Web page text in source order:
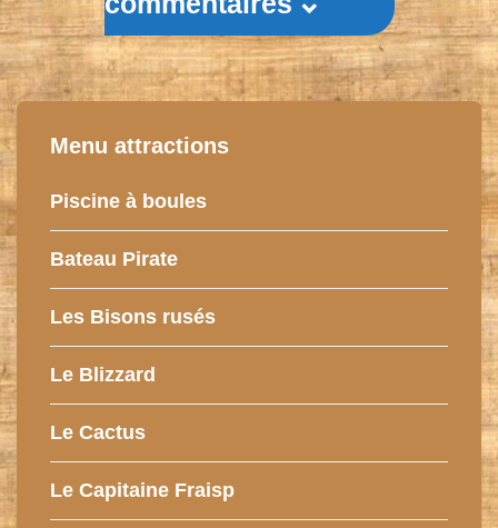
Menu attractions
Piscine à boules
Bateau Pirate
Les Bisons rusés
Le Blizzard
Le Cactus
Le Capitaine Fraisp